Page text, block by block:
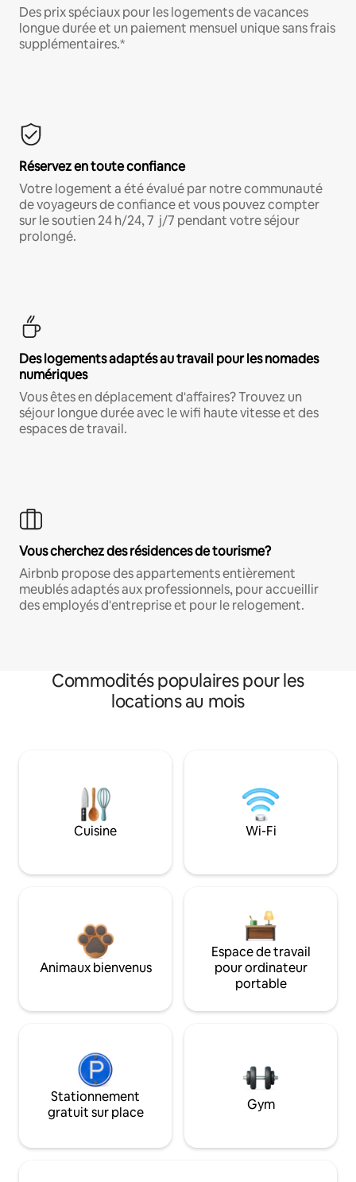
Des prix spéciaux pour les logements de vacances
longue durée et un paiement mensuel unique sans frais
supplémentaires.*
Réservez en toute confiance
Votre logement a été évalué par notre communauté
de voyageurs de confiance et vous pouvez compter
sur le soutien 24 h/24, 7 j/7 pendant votre séjour
prolongé.
Des logements adaptés au travail pour les nomades
numériques
Vous êtes en déplacement d'affaires? Trouvez un
séjour longue durée avec le wifi haute vitesse et des
espaces de travail.
Vous cherchez des résidences de tourisme?
Airbnb propose des appartements entièrement
meublés adaptés aux professionnels, pour accueillir
des employés d'entreprise et pour le relogement.
Commodités populaires pour les
locations au mois
Cuisine Wi-Fi
Animaux bienvenus
Espace de travail
pour ordinateur
portable
Stationnement
gratuit sur place
Gym